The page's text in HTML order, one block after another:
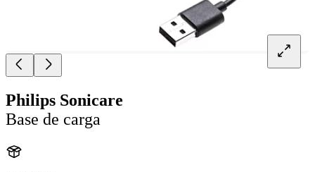
Philips Sonicare
Base de carga